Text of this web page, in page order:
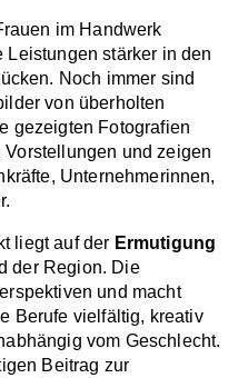
im Handwerk
Leistungen stärker in den
Noch immer sind
von überholten
gezeigten Fotografien
und zeigen
Unternehmerinnen,
liegt auf der Ermutigung
der Region. Die
und macht
Berufe vielfältig, kreativ
vom Geschlecht.
Beitrag zur